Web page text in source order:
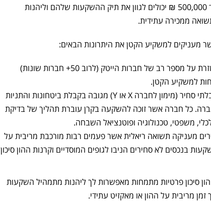
משקיעים קטנים אשר בבעלותם 100,000 ₪ עד 500,000 ₪ יכולים לגוון את תיק ההשקעות שלהם וליהנות
ממכירה עתידית.
מעניקים למשקיע הקטן את היתרונות הבאים:
– ההשקעה המשותפת מפוזרת על מספר רב של חברות הייטק (לרוב 50+ חברות שונות)
למשקיע הקטן.
– לרוב, פעילות אשראי בלתי סחיר (מימון לחברה X או Y) מגובה בקבלת ביטחונות והתניות
כל חברה אשר זוכה להשקעה בקרן עוברת תהליך של בדיקת
מעניקה תשואה ריאלית אשר פעמים רבות מורכבת מריבית על
בנכסים לא סחירים הניבו לגופים המוסדיים וקרנות ההון סיכון
סיכון פרטיות מתמחות מאפשרות לך ליהנות מתמהיל השקעות
מריבית על ההון או מאקזיט עתידי.